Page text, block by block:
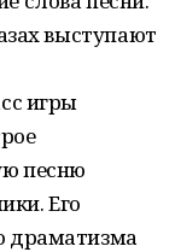
выступают
игры
песню
Его
драматизма